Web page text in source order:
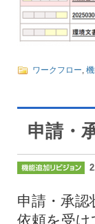
ワークフロー,
申請・
申請・承
依頼を受